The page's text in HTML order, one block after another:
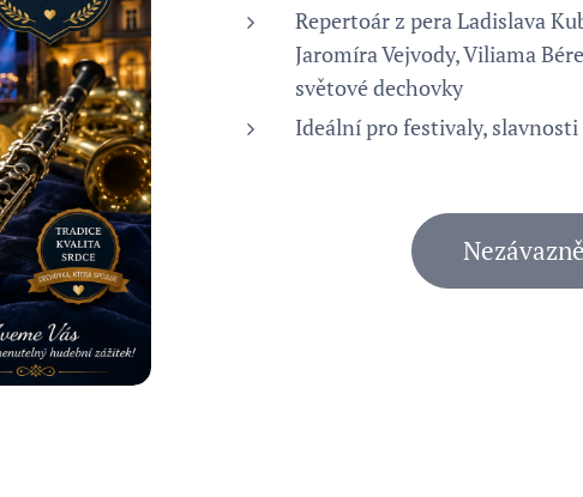
Repertoár z pera Ladislava
Jaromíra Vejvody, Viliama
světové dechovky
Ideální pro festivaly,